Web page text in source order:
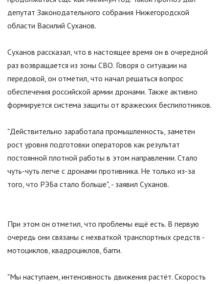
депутат Законодательного собрания Нижегородской
области Василий Суханов.
Суханов рассказал, что в настоящее время он в очередной
раз возвращается из зоны СВО. Говоря о ситуации на
передовой, он отметил, что начал решаться вопрос
обеспечения российской армии дронами. Также активно
формируется система защиты от вражеских беспилотников.
"Действительно заработала промышленность, заметен
рост уровня подготовки операторов как результат
постоянной плотной работы в этом направлении. Стало
чуть-чуть легче с дронами противника. Не только из-за
того, что РЭБа стало больше", - заявил Суханов.
При этом он отметил, что проблемы ещё есть. В первую
очередь они связаны с нехваткой транспортных средств -
мотоциклов, квадроциклов, багги.
"Мы наступаем, интенсивность движения растёт. Скорость